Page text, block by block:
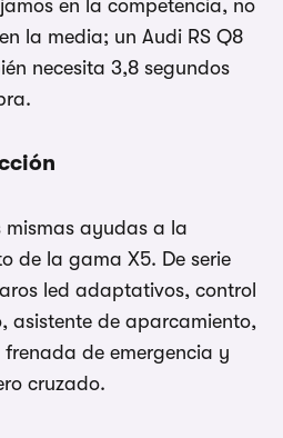
en la competencia, no
la media; un Audi RS Q8
necesita 3,8 segundos
mismas ayudas a la
de la gama X5. De serie
led adaptativos, control
asistente de aparcamiento,
de emergencia y
cruzado.